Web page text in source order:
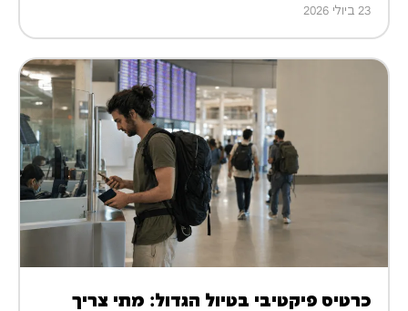
23 ביולי 2026
כרטיס פיקטיבי בטיול הגדול: מתי צריך